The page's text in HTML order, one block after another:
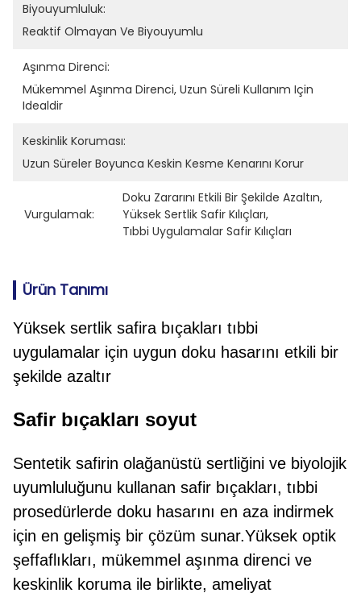
Biyouyumluluk:
Reaktif Olmayan Ve Biyouyumlu
Aşınma Direnci:
Mükemmel Aşınma Direnci, Uzun Süreli Kullanım Için
Idealdir
Keskinlik Koruması:
Uzun Süreler Boyunca Keskin Kesme Kenarını Korur
Vurgulamak:
Doku Zararını Etkili Bir Şekilde Azaltın,
Yüksek Sertlik Safir Kılıçları,
Tıbbi Uygulamalar Safir Kılıçları
Ürün Tanımı
Yüksek sertlik safira bıçakları tıbbi
uygulamalar için uygun doku hasarını etkili bir
şekilde azaltır
Safir bıçakları soyut
Sentetik safirin olağanüstü sertliğini ve biyolojik
uyumluluğunu kullanan safir bıçakları, tıbbi
prosedürlerde doku hasarını en aza indirmek
için en gelişmiş bir çözüm sunar.Yüksek optik
şeffaflıkları, mükemmel aşınma direnci ve
keskinlik koruma ile birlikte, ameliyat